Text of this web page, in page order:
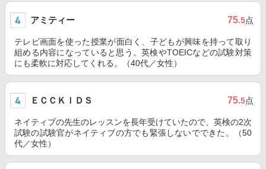
アミティー 75.5点
テレビ画面を使った授業が面白く、子どもが興味を持って取り
組める内容になっていると思う。英検やTOEICなどの試験対策
にも柔軟に対応してくれる。（40代／女性）
ＥＣＣＫＩＤＳ 75.5点
ネイティブの先生のレッスンを長年受けていたので、英検の2次
試験の試験官がネイティブの方でも緊張しないでできた。（50
代／女性）